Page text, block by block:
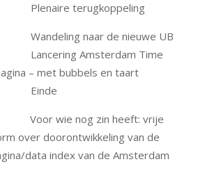
terugkoppeling
naar de nieuwe UB
Amsterdam Time
– met bubbels en taart
Einde
Voor wie nog zin heeft: vrije
over doorontwikkeling van de
data index van de Amsterdam